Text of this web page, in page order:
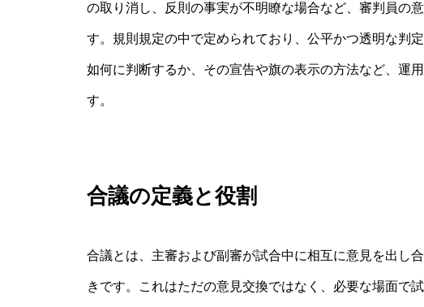
の取り消し、反則の事実が不明瞭な場合など、審判員の
す。規則規定の中で定められており、公平かつ透明な判
如何に判断するか、その宣告や旗の表示の方法など、運
す。
合議の定義と役割
合議とは、主審および副審が試合中に相互に意見を出し
きです。これはただの意見交換ではなく、必要な場面で